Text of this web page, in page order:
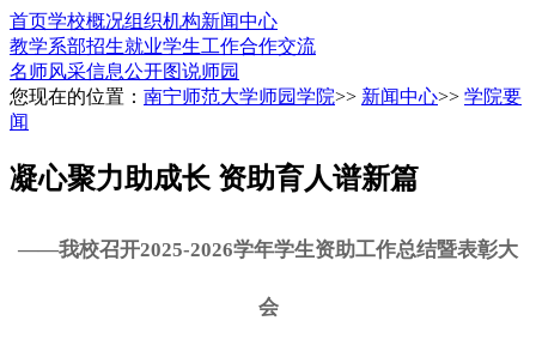
首页学校概况组织机构新闻中心
教学系部招生就业学生工作合作交流
名师风采信息公开图说师园
您现在的位置： 南宁师范大学师园学院>> 新闻中心>> 学院要
闻
凝心聚力助成长 资助育人谱新篇
——我校召开2025-2026学年学生资助工作总结暨表彰大
会